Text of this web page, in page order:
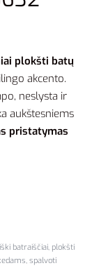
plokšti batų
akcento.
neslysta ir
aukštesniems
pristatymas
batraiščiai, plokšti
, spalvoti